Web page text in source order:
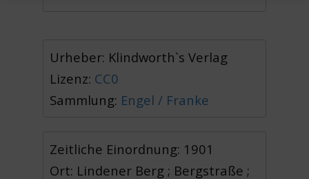
Urheber: Klindworth`s Verlag
Lizenz: CC0
Sammlung: Engel / Franke
Zeitliche Einordnung: 1901
Ort: Lindener Berg ; Bergstraße ;